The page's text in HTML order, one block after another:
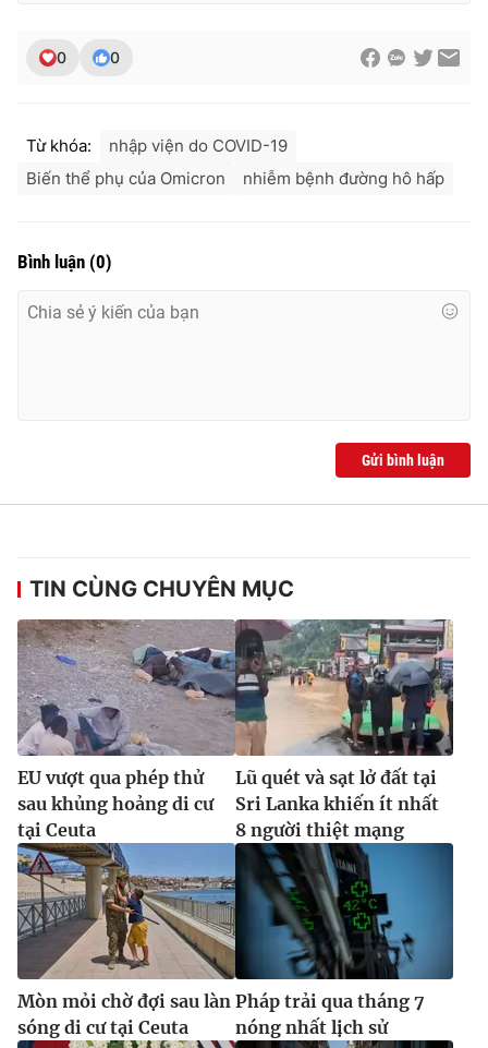
0 0
Từ khóa:
nhập viện do COVID-19
Biến thể phụ của Omicron
nhiễm bệnh đường hô hấp
Bình luận (0)
Gửi bình luận
TIN CÙNG CHUYÊN MỤC
EU vượt qua phép thử
sau khủng hoảng di cư
tại Ceuta
Lũ quét và sạt lở đất tại
Sri Lanka khiến ít nhất
8 người thiệt mạng
Mòn mỏi chờ đợi sau làn
sóng di cư tại Ceuta
Pháp trải qua tháng 7
nóng nhất lịch sử